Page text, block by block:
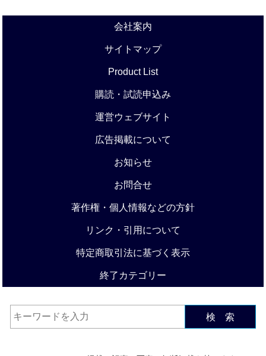
会社案内
サイトマップ
Product List
購読・試読申込み
運営ウェブサイト
広告掲載について
お知らせ
お問合せ
著作権・個人情報などの方針
リンク・引用について
特定商取引法に基づく表示
終了カテゴリー
検 索